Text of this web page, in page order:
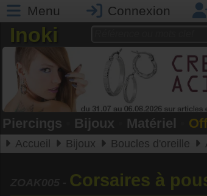
Menu Connexion
Inoki
Piercings Bijoux Matériel
Accueil Bijoux Boucles d'oreille
Corsaires à